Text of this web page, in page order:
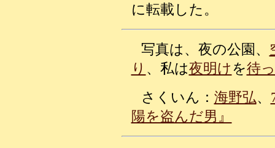
に転載した。
写真は、夜の公園、
り 、私は夜明けを待
さくいん： 海野弘、
陽を盗んだ男』